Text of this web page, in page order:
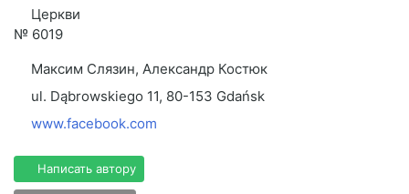
Церкви
№ 6019
Максим Слязин, Александр Костюк
ul. Dąbrowskiego 11, 80-153 Gdańsk
www.facebook.com
Написать автору